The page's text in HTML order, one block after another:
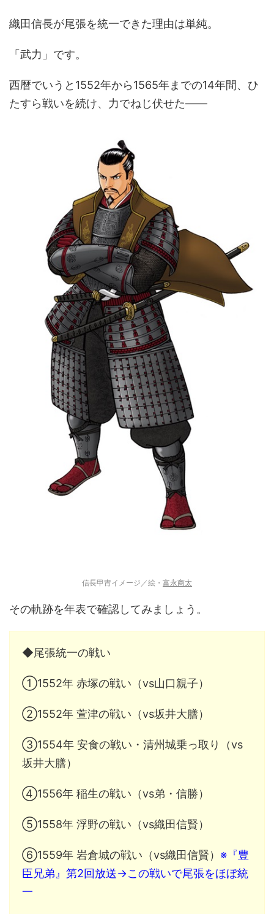
織田信長が尾張を統一できた理由は単純。
「武力」です。
西暦でいうと1552年から1565年までの14年間、ひ
たすら戦いを続け、力でねじ伏せた――
信長甲冑イメージ／絵・ 富永商太
その軌跡を年表で確認してみましょう。
◆尾張統一の戦い
①1552年 赤塚の戦い（vs山口親子）
②1552年 萱津の戦い（vs坂井大膳）
③1554年 安食の戦い・清州城乗っ取り（vs
坂井大膳）
④1556年 稲生の戦い（vs弟・信勝）
⑤1558年 浮野の戦い（vs織田信賢）
⑥1559年 岩倉城の戦い（vs織田信賢） ※『豊
臣兄弟』第2回放送→この戦いで尾張をほぼ統
一